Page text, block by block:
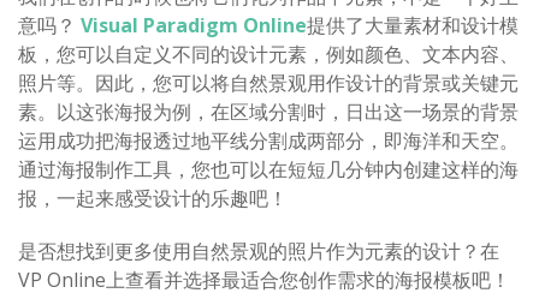
意吗？ Visual Paradigm Online提供了大量素材和设计模
板，您可以自定义不同的设计元素，例如颜色、文本内容、
照片等。因此，您可以将自然景观用作设计的背景或关键元
素。以这张海报为例，在区域分割时，日出这一场景的背景
运用成功把海报透过地平线分割成两部分，即海洋和天空。
通过海报制作工具，您也可以在短短几分钟内创建这样的海
报，一起来感受设计的乐趣吧！
是否想找到更多使用自然景观的照片作为元素的设计？在
VP Online上查看并选择最适合您创作需求的海报模板吧！